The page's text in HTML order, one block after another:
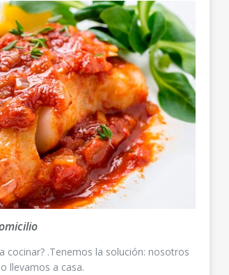
cocinar? .Tenemos la solución: nosotros
llevamos a casa.